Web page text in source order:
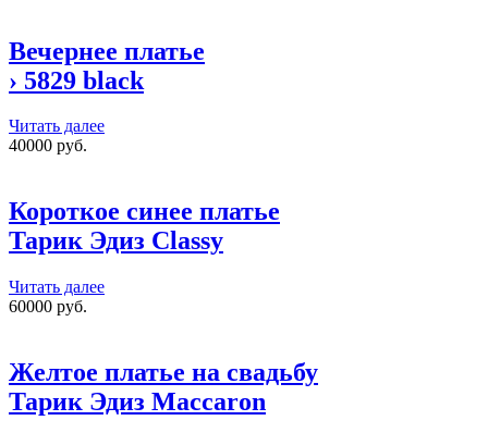
Вечернее платье
› 5829 black
Читать далее
40000 руб.
Короткое синее платье
Тарик Эдиз Classy
Читать далее
60000 руб.
Желтое платье на свадьбу
Тарик Эдиз Maccaron